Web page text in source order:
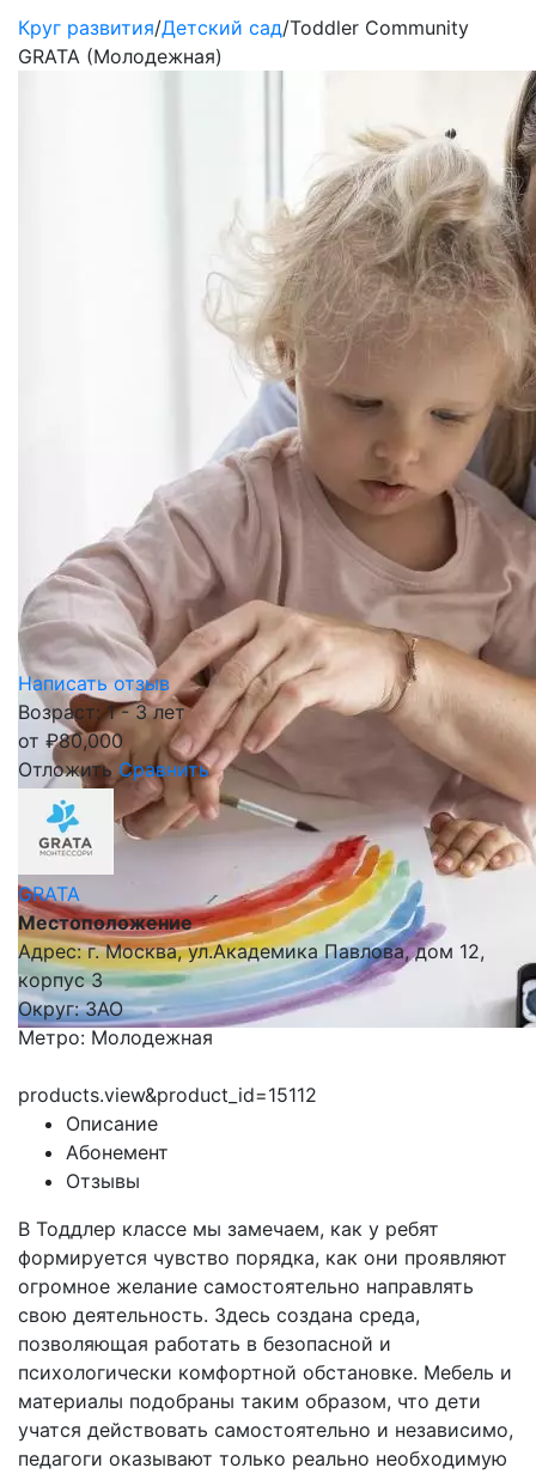
Круг развития/Детский сад/Toddler Community
GRATA (Молодежная)
Написать отзыв
Возраст: 1 - 3 лет
от ₽80,000
Отложить Сравнить
GRATA
Местоположение
Адрес: г. Москва, ул.Академика Павлова, дом 12,
корпус 3
Округ: ЗАО
Метро: Молодежная
products.view&product_id=15112
Описание
Абонемент
Отзывы
В Тоддлер классе мы замечаем, как у ребят
формируется чувство порядка, как они проявляют
огромное желание самостоятельно направлять
свою деятельность. Здесь создана среда,
позволяющая работать в безопасной и
психологически комфортной обстановке. Мебель и
материалы подобраны таким образом, что дети
учатся действовать самостоятельно и независимо,
педагоги оказывают только реально необходимую